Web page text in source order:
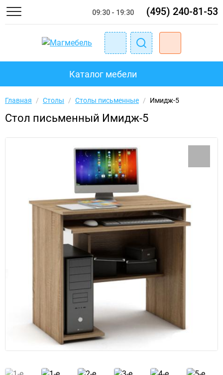
09:30 - 19:30 (495) 240-81-53
Каталог мебели
Главная / Столы / Столы письменные / Имидж-5
Стол письменный Имидж-5